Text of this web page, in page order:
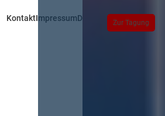
Zur Tagung
KontaktImpressumDatenschutz